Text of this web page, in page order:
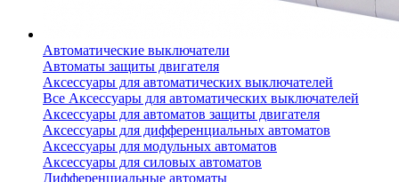
Автоматические выключатели
Автоматы защиты двигателя
Аксессуары для автоматических выключателей
Все Аксессуары для автоматических выключателей
Аксессуары для автоматов защиты двигателя
Аксессуары для дифференциальных автоматов
Аксессуары для модульных автоматов
Аксессуары для силовых автоматов
Дифференциальные автоматы